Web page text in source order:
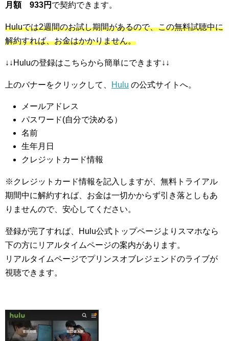
月額 933円 で契約できます。
Huluでは2週間のお試し期間があるので、この無料試聴中に
解約すれば、お金はかかりません。
↓↓Huluの登録はこちらから簡単にできます↓↓
上のバナーをクリックして、 Hulu の公式サイトへ。
メールアドレス
パスワード(自分で決める）
名前
生年月日
クレジットカード情報
※クレジットカード情報を記入しますが、無料トライアル
期間中に解約すれば、お金は一切かからず引き落としもあ
りませんので、安心してください。
登録が完了すれば、Hulu公式トップページよりスマホなら
下の方にリアルタイムページの案内があります。
リアルタイムページでプリンスオブレジェンドのライブが
視聴できます。